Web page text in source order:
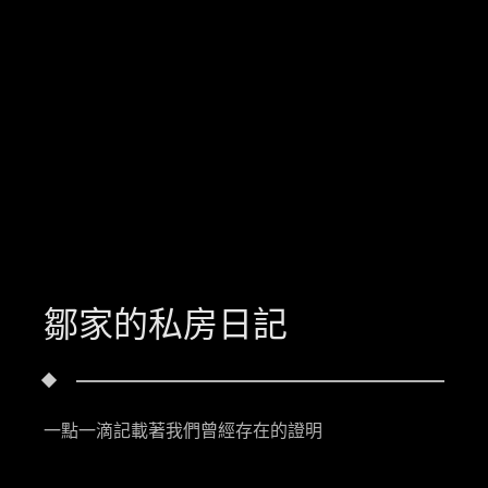
鄒家的私房日記
一點一滴記載著我們曾經存在的證明